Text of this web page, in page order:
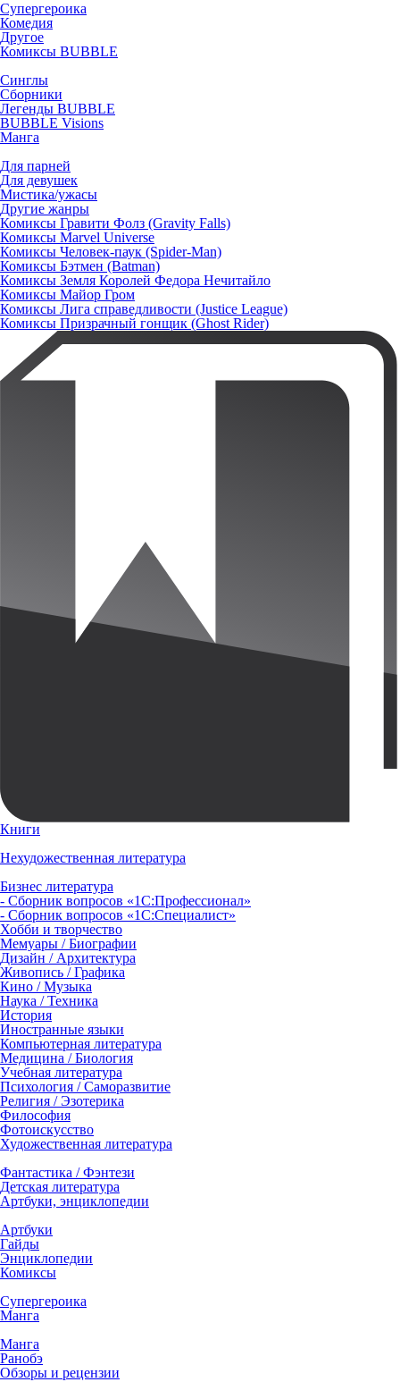
Супергероика
Комедия
Другое
Комиксы BUBBLE
Синглы
Сборники
Легенды BUBBLE
BUBBLE Visions
Манга
Для парней
Для девушек
Мистика/ужасы
Другие жанры
Комиксы Гравити Фолз (Gravity Falls)
Комиксы Marvel Universe
Комиксы Человек-паук (Spider-Man)
Комиксы Бэтмен (Batman)
Комиксы Земля Королей Федора Нечитайло
Комиксы Майор Гром
Комиксы Лига справедливости (Justice League)
Комиксы Призрачный гонщик (Ghost Rider)
Книги
Нехудожественная литература
Бизнес литература
- Сборник вопросов «1С:Профессионал»
- Сборник вопросов «1С:Специалист»
Хобби и творчество
Мемуары / Биографии
Дизайн / Архитектура
Живопись / Графика
Кино / Музыка
Наука / Техника
История
Иностранные языки
Компьютерная литература
Медицина / Биология
Учебная литература
Психология / Саморазвитие
Религия / Эзотерика
Философия
Фотоискусство
Художественная литература
Фантастика / Фэнтези
Детская литература
Артбуки, энциклопедии
Артбуки
Гайды
Энциклопедии
Комиксы
Супергероика
Манга
Манга
Ранобэ
Обзоры и рецензии